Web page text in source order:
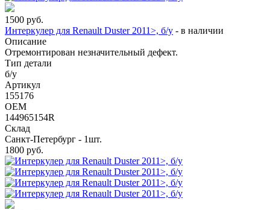
1500 руб.
Интеркулер для Renault Duster 2011>, б/у - в наличии
Описание
Отремонтирован незначительный дефект.
Тип детали
б/у
Артикул
155176
OEM
144965154R
Склад
Санкт-Петербург - 1шт.
1800 руб.